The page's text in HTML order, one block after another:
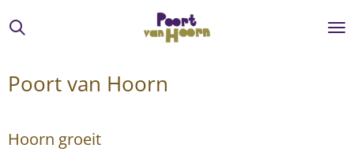
direct
hoofdinhoud
Poort van Hoorn
Hoorn groeit